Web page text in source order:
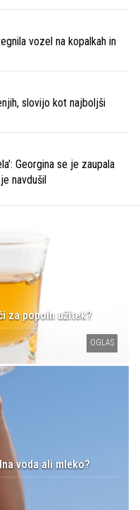
vozel na kopalkah in
slovijo kot najboljši
Georgina se je zaupala
navdušil
za popoln užitek?
OGLAS
voda ali mleko?